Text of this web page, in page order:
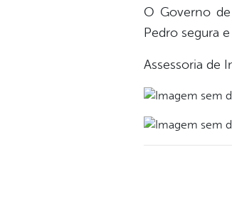
O Governo
Pedro segura
Assessoria de